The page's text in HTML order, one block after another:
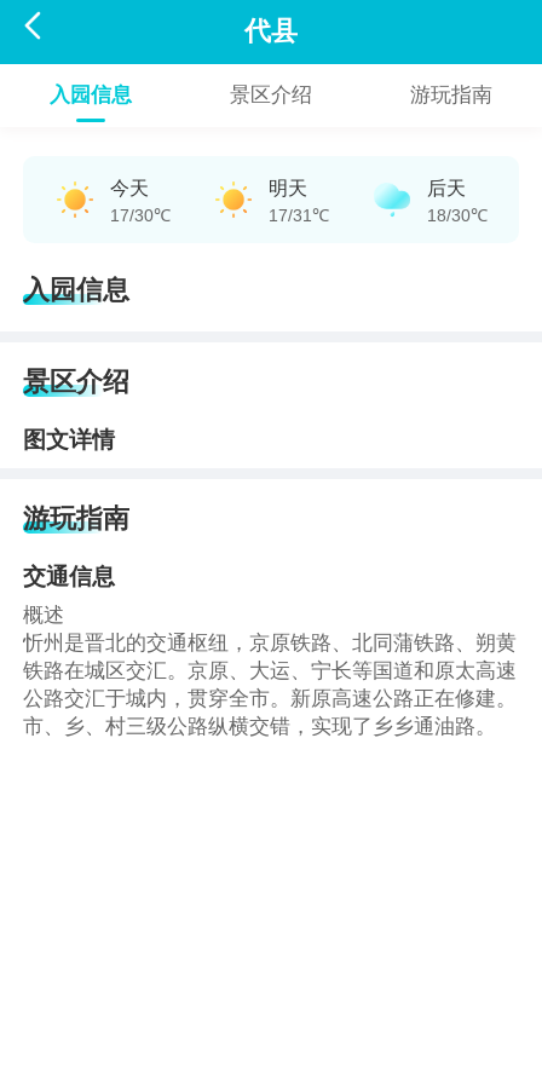
 代县
入园信息 景区介绍 游玩指南
今天
17/30℃
明天
17/31℃
后天
18/30℃
入园信息
景区介绍
图文详情
游玩指南
交通信息
概述
忻州是晋北的交通枢纽，京原铁路、北同蒲铁路、朔黄
铁路在城区交汇。京原、大运、宁长等国道和原太高速
公路交汇于城内，贯穿全市。新原高速公路正在修建。
市、乡、村三级公路纵横交错，实现了乡乡通油路。